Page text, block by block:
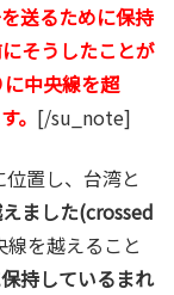
送るために保持
そうしたことが
中央線を超
。 [/su_note]
置し、台湾と
ました(crossed
線を越えること
持しているまれ